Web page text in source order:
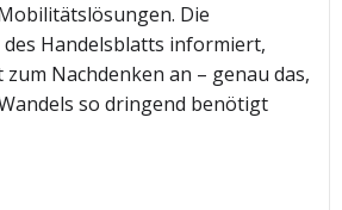
Die
Handelsblatts informiert,
Nachdenken an – genau das,
so dringend benötigt